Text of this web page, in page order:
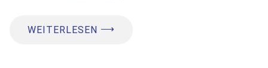
WEITERLESEN ⟶